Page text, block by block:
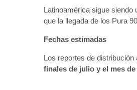
Latinoamérica sigue
que la llegada de los Pura
Fechas estimadas
Los reportes de
finales de julio y el mes